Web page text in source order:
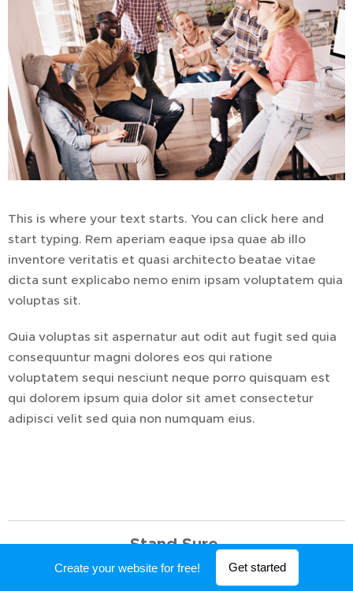
This is where your text starts. You can click here and
start typing. Rem aperiam eaque ipsa quae ab illo
inventore veritatis et quasi architecto beatae vitae
dicta sunt explicabo nemo enim ipsam voluptatem quia
voluptas sit.
Quia voluptas sit aspernatur aut odit aut fugit sed quia
consequuntur magni dolores eos qui ratione
voluptatem sequi nesciunt neque porro quisquam est
qui dolorem ipsum quia dolor sit amet consectetur
adipisci velit sed quia non numquam eius.
Stand Sure
Powered byWebnode
Create your website for free! Get started